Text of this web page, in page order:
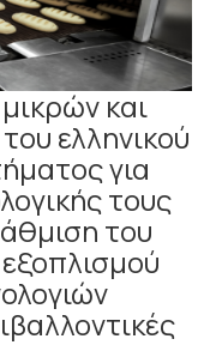
και
ελληνικού
για
τους
του